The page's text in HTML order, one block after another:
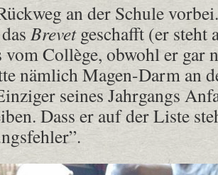
an der Schule
Brevetgeschafft (er steht
vom Collège, obwohl er gar
nämlich Magen-Darm an
seines Jahrgangs
Dass er auf der Liste